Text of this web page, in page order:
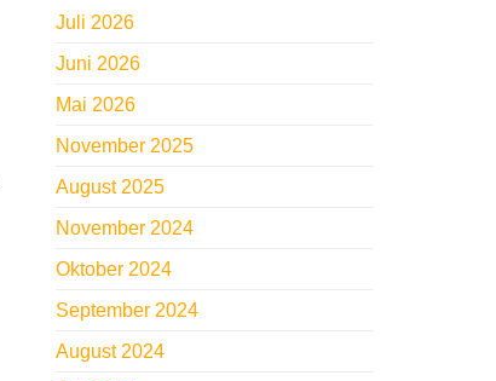
Juli 2026
Juni 2026
Mai 2026
November 2025
August 2025
November 2024
Oktober 2024
September 2024
August 2024